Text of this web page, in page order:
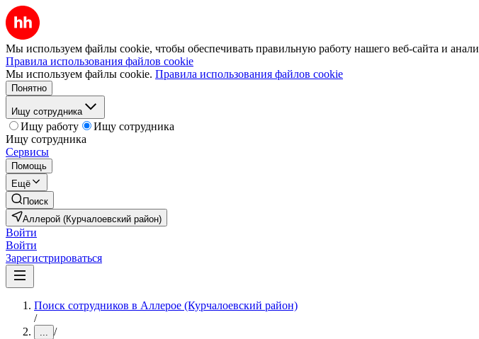
Мы используем файлы cookie, чтобы обеспечивать правильную работу нашего веб-сайта и
Правила использования файлов cookie
Мы используем файлы cookie. Правила использования файлов cookie
Понятно
Ищу сотрудника
Ищу работу
Ищу сотрудника
Ищу сотрудника
Сервисы
Помощь
Ещё
Поиск
Аллерой (Курчалоевский район)
Войти
Войти
Зарегистрироваться
Поиск сотрудников в Аллерое (Курчалоевский район)
/
... /